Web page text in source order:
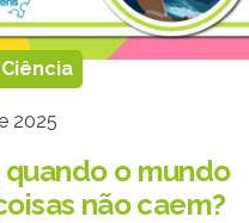
2025
quando o mundo
não caem?